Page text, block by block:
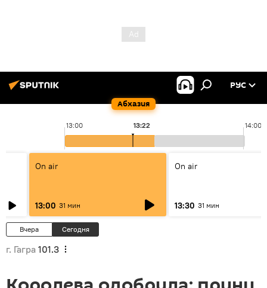
Абхазия
РУС
13:00 14:00
13:22
On air
13:00 31 мин
On air
13:30 31 мин
Вчера Сегодня
г. Гагра 101.3